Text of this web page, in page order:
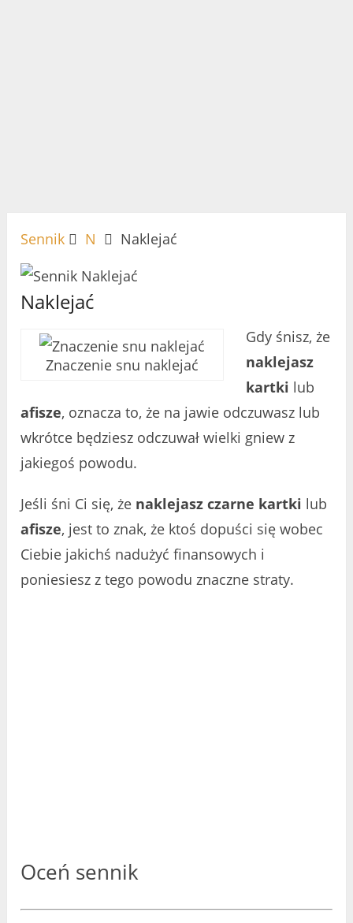
Sennik N Naklejać
Naklejać
Znaczenie snu naklejać
Gdy śnisz, że
naklejasz
kartki lub
afisze, oznacza to, że na jawie odczuwasz lub
wkrótce będziesz odczuwał wielki gniew z
jakiegoś powodu.
Jeśli śni Ci się, że naklejasz czarne kartki lub
afisze, jest to znak, że ktoś dopuści się wobec
Ciebie jakichś nadużyć finansowych i
poniesiesz z tego powodu znaczne straty.
Oceń sennik